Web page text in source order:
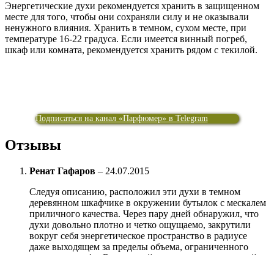
Энергетические духи рекомендуется хранить в защищенном
месте для того, чтобы они сохраняли силу и не оказывали
ненужного влияния. Хранить в темном, сухом месте, при
температуре 16-22 градуса. Если имеется винный погреб,
шкаф или комната, рекомендуется хранить рядом с текилой.
Подписаться на канал «Парфюмер» в Telegram
Отзывы
Ренат Гафаров – 24.07.2015
Следуя описанию, расположил эти духи в темном
деревянном шкафчике в окружении бутылок с мескалем
приличного качества. Через пару дней обнаружил, что
духи довольно плотно и четко ощущаемо, закрутили
вокруг себя энергетическое пространство в радиусе
даже выходящем за пределы объема, ограниченного